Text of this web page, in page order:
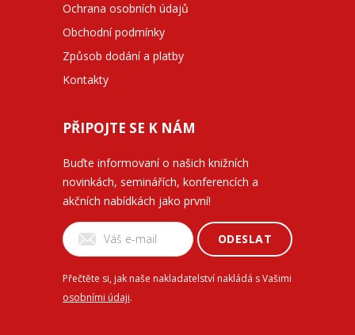
Ochrana osobních údajů
Obchodní podmínky
Způsob dodání a platby
Kontakty
PŘIPOJTE SE K NÁM
Buďte informovaní o našich knižních
novinkách, seminářích, konferencích a
akčních nabídkách jako první!
ODESLAT
Přečtěte si, jak naše nakladatelství nakládá s Vašimi
osobními údaji.